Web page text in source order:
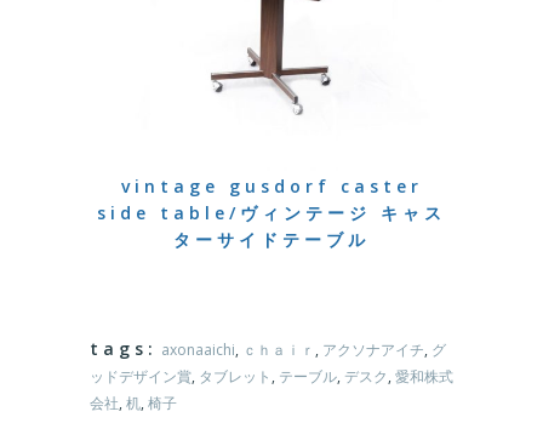
vintage gusdorf caster
side table/ヴィンテージ キャス
ターサイドテーブル
tags: axonaaichi, ｃｈａｉｒ , アクソナアイチ, グ
ッドデザイン賞, タブレット , テーブル, デスク, 愛和株式
会社, 机, 椅子